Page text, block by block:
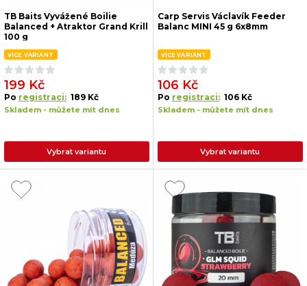
TB Baits Vyvážené Boilie
Balanced + Atraktor Grand Krill
100 g
VÍCE VARIANT
199 Kč
Po registraci: 189 Kč
Skladem - můžete mít dnes
Vybrat variantu
Carp Servis Václavík Feeder
Balanc MINI 45 g 6x8mm
VÍCE VARIANT
106 Kč
Po registraci: 106 Kč
Skladem - můžete mít dnes
Vybrat variantu